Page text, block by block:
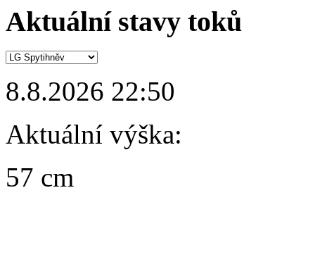
Aktuální stavy toků
8.8.2026 22:50
Aktuální výška:
57 cm